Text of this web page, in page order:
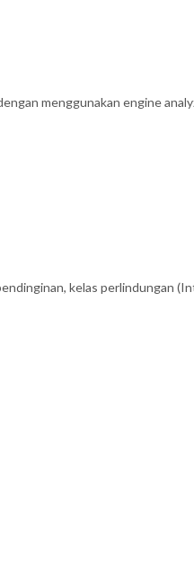
menggunakan engine
kelas perlindungan